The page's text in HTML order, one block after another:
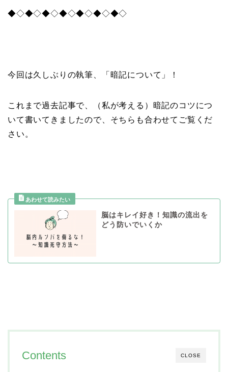
◆◇◆◇◆◇◆◇◆◇◆◇◆◇
今回は久しぶりの執筆、「暗記について」！
これまで過去記事で、（私が考える）暗記のコツにつ
いて書いてきましたので、そちらも合わせてご覧くだ
さい。
脳はキレイ好き！知識の流出を
どう防いでいくか
CLOSE
Contents